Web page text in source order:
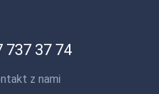
737 37 74
z nami